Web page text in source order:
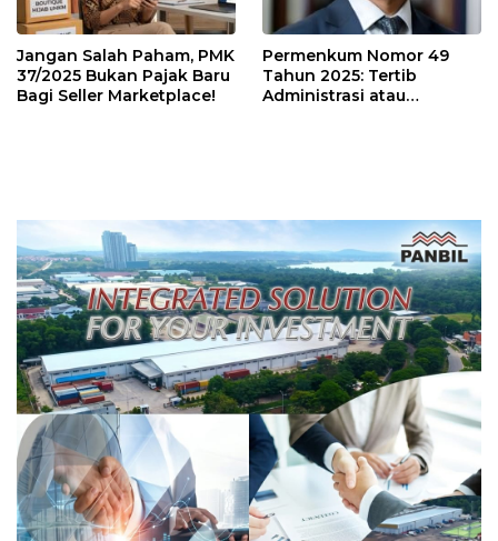
Jangan Salah Paham, PMK
37/2025 Bukan Pajak Baru
Bagi Seller Marketplace!
Permenkum Nomor 49
Tahun 2025: Tertib
Administrasi atau